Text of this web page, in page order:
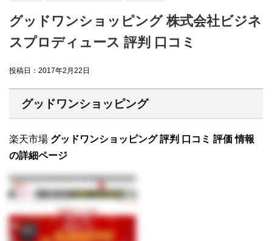
グッドワンショッピング 株式会社ビジネ
スプロディュース 評判 口コミ
投稿日： 2017年2月22日
グッドワンショッピング
楽天市場 グッドワンショッピング 評判 口コミ 評価 情報
の詳細ページ